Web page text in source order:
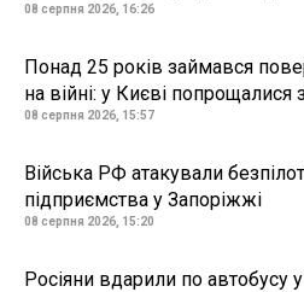
08 серпня 2026, 16:26
Понад 25 років займався
на війні: у Києві
08 серпня 2026, 15:57
Війська РФ атакували
підприємства у Запоріжжі
08 серпня 2026, 15:20
Росіяни вдарили по автобусу